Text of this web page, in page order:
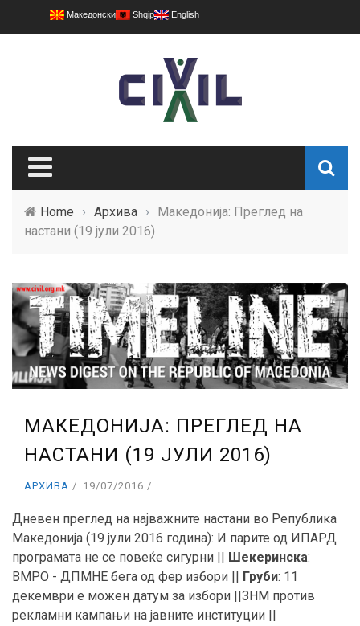
Македонски Shqip English
Home › Архива ›
Македонија: Преглед на
настани (19 јули 2016)
МАКЕДОНИЈА: ПРЕГЛЕД НА
НАСТАНИ (19 ЈУЛИ 2016)
АРХИВА 19/07/2016
Дневен преглед на најважните настани во Република
Македонија (19 јули 2016 година): И парите од ИПАРД
програмата не се повеќе сигурни ||
Шекеринска:
ВМРО - ДПМНЕ бега од фер избори ||
Груби: 11
декември е можен датум за избори ||ЗНМ против
рекламни кампањи на јавните институции ||